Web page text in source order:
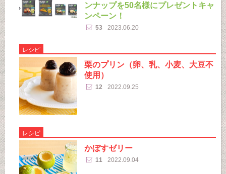
ンナップを50名様にプレゼントキャ
ンペーン！
53 2023.06.20
レシピ
栗のプリン（卵、乳、小麦、大豆不
使用）
12 2022.09.25
レシピ
かぼすゼリー
11 2022.09.04